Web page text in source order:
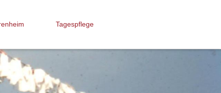
Tagespflege